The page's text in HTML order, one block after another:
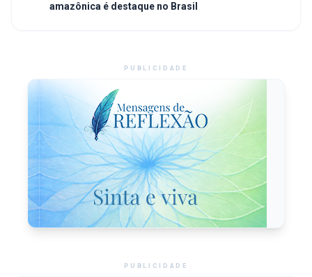
amazônica é destaque no Brasil
PUBLICIDADE
PUBLICIDADE